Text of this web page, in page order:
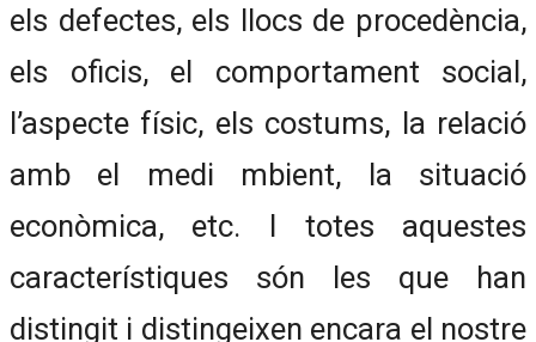
els defectes, els llocs de procedència,
els oficis, el comportament social,
l’aspecte físic, els costums, la relació
amb el medi mbient, la situació
econòmica, etc. I totes aquestes
característiques són les que han
distingit i distingeixen encara el nostre